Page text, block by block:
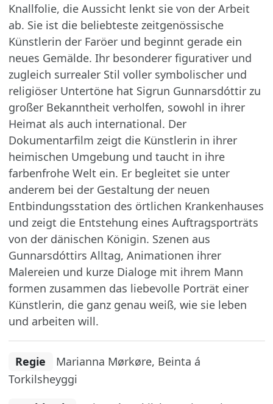
Knallfolie, die Aussicht lenkt sie von der Arbeit
ab. Sie ist die beliebteste zeitgenössische
Künstlerin der Faröer und beginnt gerade ein
neues Gemälde. Ihr besonderer figurativer und
zugleich surrealer Stil voller symbolischer und
religiöser Untertöne hat Sigrun Gunnarsdóttir zu
großer Bekanntheit verholfen, sowohl in ihrer
Heimat als auch international. Der
Dokumentarfilm zeigt die Künstlerin in ihrer
heimischen Umgebung und taucht in ihre
farbenfrohe Welt ein. Er begleitet sie unter
anderem bei der Gestaltung der neuen
Entbindungsstation des örtlichen Krankenhauses
und zeigt die Entstehung eines Auftragsporträts
von der dänischen Königin. Szenen aus
Gunnarsdóttirs Alltag, Animationen ihrer
Malereien und kurze Dialoge mit ihrem Mann
formen zusammen das liebevolle Porträt einer
Künstlerin, die ganz genau weiß, wie sie leben
und arbeiten will.
Regie
Marianna Mørkøre, Beinta á
Torkilsheyggi